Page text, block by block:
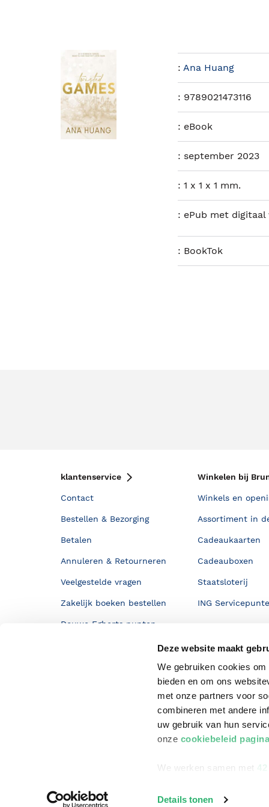
Deze website maakt
We gebruiken cookies
bieden en om ons
met onze partners voor
combineren met andere
uw gebruik van hun
onze cookiebeleid pagina
We werken samen met
Details tonen
: Ana Huang
: 9789021473116
: eBook
: september 2023
: 1 x 1 x 1 mm.
: ePub met
: BookTok
klantenservice
Contact
Bestellen & Bezorging
Betalen
Annuleren & Retourneren
Veelgestelde vragen
Zakelijk boeken bestellen
Douwe Egberts punten
Winkelen bij
Winkels en
Assortiment in
Cadeaukaarten
Cadeauboxen
Staatsloterij
ING
©2026 Bruna